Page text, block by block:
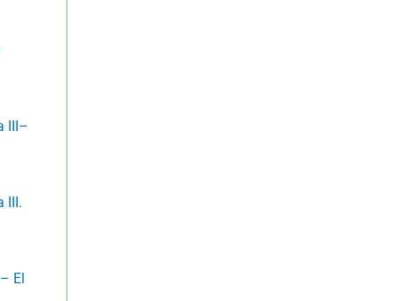
III–
III.
El